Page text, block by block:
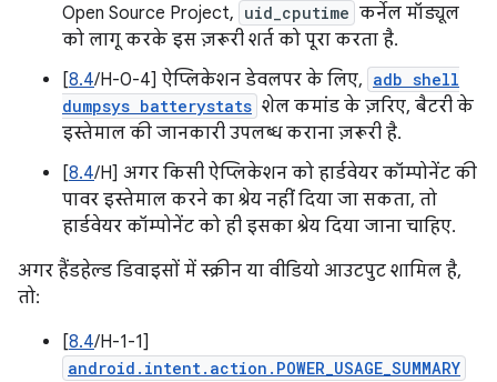
Open Source Project, uid_cputime कर्नेल मॉड्यूल
को लागू करके इस ज़रूरी शर्त को पूरा करता है.
[8.4/H-0-4] ऐप्लिकेशन डेवलपर के लिए, adb shell
dumpsys batterystats शेल कमांड के ज़रिए, बैटरी के
इस्तेमाल की जानकारी उपलब्ध कराना ज़रूरी है.
[8.4/H] अगर किसी ऐप्लिकेशन को हार्डवेयर कॉम्पोनेंट की
पावर इस्तेमाल करने का श्रेय नहीं दिया जा सकता, तो
हार्डवेयर कॉम्पोनेंट को ही इसका श्रेय दिया जाना चाहिए.
अगर हैंडहेल्ड डिवाइसों में स्क्रीन या वीडियो आउटपुट शामिल है,
तो:
[8.4/H-1-1]
android.intent.action.POWER_USAGE_SUMMARY